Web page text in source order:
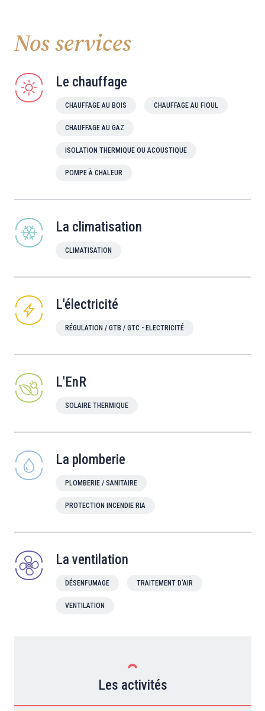
Nos services
Le chauffage
CHAUFFAGE AU BOIS CHAUFFAGE AU FIOUL
CHAUFFAGE AU GAZ
ISOLATION THERMIQUE OU ACOUSTIQUE
POMPE À CHALEUR
La climatisation
CLIMATISATION
L'électricité
RÉGULATION / GTB / GTC - ELECTRICITÉ
L'EnR
SOLAIRE THERMIQUE
La plomberie
PLOMBERIE / SANITAIRE
PROTECTION INCENDIE RIA
La ventilation
DÉSENFUMAGE TRAITEMENT D'AIR
VENTILATION
Les activités